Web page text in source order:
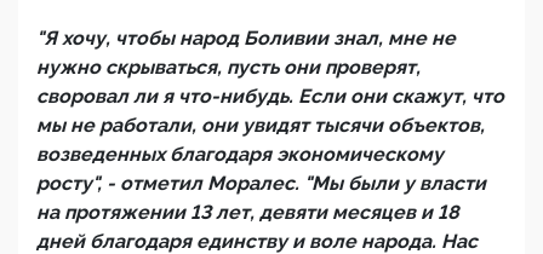
"Я хочу, чтобы народ Боливии знал, мне не
нужно скрываться, пусть они проверят,
своровал ли я что-нибудь. Если они скажут, что
мы не работали, они увидят тысячи объектов,
возведенных благодаря экономическому
росту", - отметил Моралес. "Мы были у власти
на протяжении 13 лет, девяти месяцев и 18
дней благодаря единству и воле народа. Нас